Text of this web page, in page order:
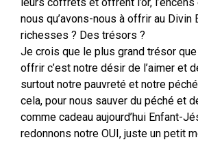
nous qu’avons-nous à offrir au Divin
richesses ? Des trésors ?
Je crois que le plus grand trésor
offrir c’est notre désir de l’aimer et
surtout notre pauvreté et notre
cela, pour nous sauver du péché et
comme cadeau aujourd’hui Enfant-
redonnons notre OUI, juste un petit